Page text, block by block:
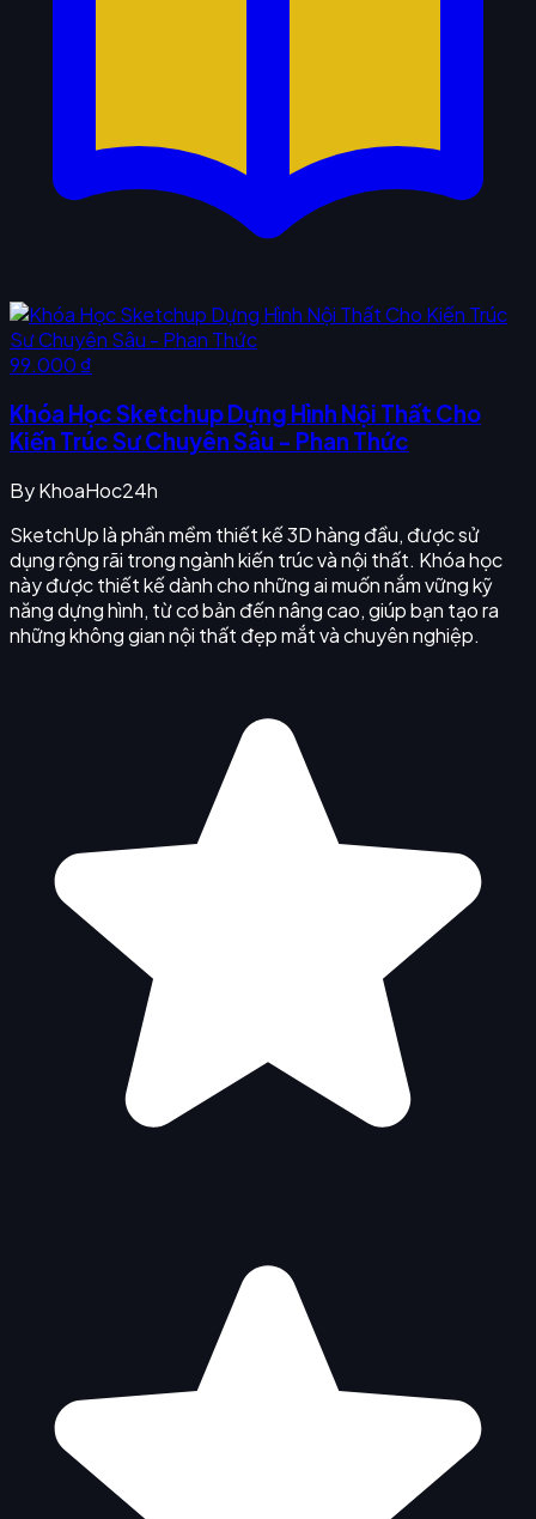
99.000 ₫
Khóa Học Sketchup Dựng Hình Nội Thất Cho
Kiến Trúc Sư Chuyên Sâu - Phan Thức
ByKhoaHoc24h
SketchUp là phần mềm thiết kế 3D hàng đầu, được sử
dụng rộng rãi trong ngành kiến trúc và nội thất. Khóa học
này được thiết kế dành cho những ai muốn nắm vững kỹ
năng dựng hình, từ cơ bản đến nâng cao, giúp bạn tạo ra
những không gian nội thất đẹp mắt và chuyên nghiệp.